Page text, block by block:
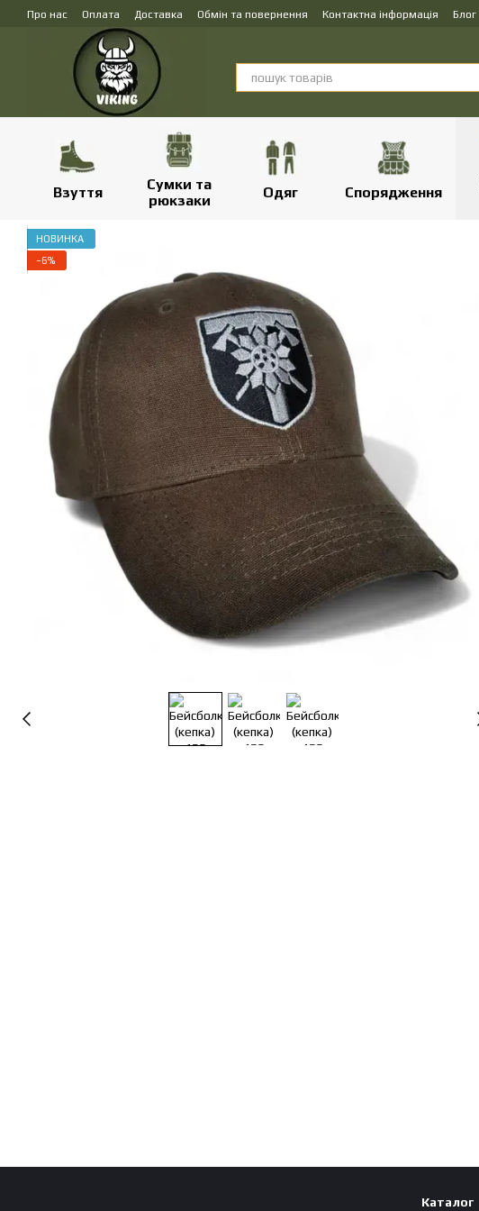
Перейти до основного контенту
Про нас Оплата Доставка Обмін та повернення Контактна інформація Блог
Взуття
Сумки та
рюкзаки
Одяг Спорядження
НОВИНКА
−6%
Каталог